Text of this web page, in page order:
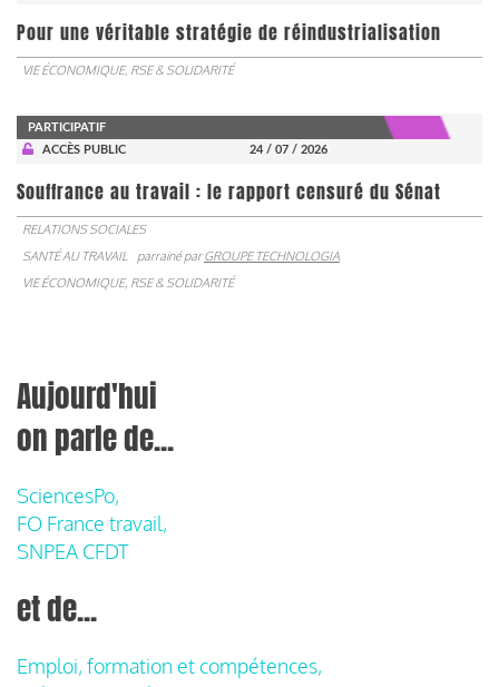
Pour une véritable stratégie de réindustrialisation
VIE ÉCONOMIQUE, RSE & SOLIDARITÉ
PARTICIPATIF
ACCÈS PUBLIC
24 / 07 / 2026
Souffrance au travail : le rapport censuré du Sénat
RELATIONS SOCIALES
SANTÉ AU TRAVAIL
parrainé parGROUPE TECHNOLOGIA
VIE ÉCONOMIQUE, RSE & SOLIDARITÉ
Aujourd'hui
on parle de...
SciencesPo,
FO France travail,
SNPEA CFDT
et de...
Emploi, formation et compétences,